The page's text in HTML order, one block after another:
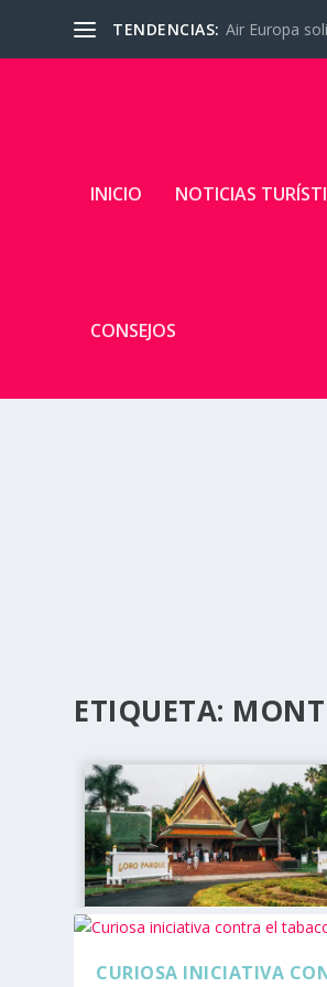
TENDENCIAS: Air Europa
INICIO NOTICIAS
CONSEJOS
ETIQUETA:
CURIOSA INICIATIVA